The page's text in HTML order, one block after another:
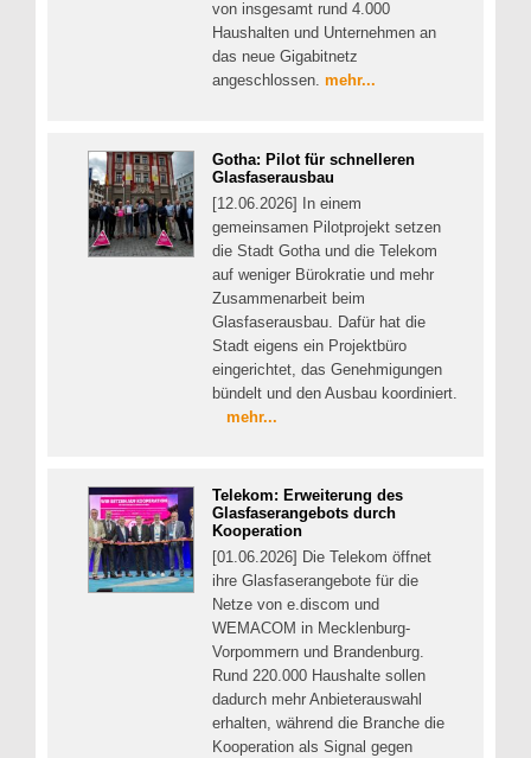
von insgesamt rund 4.000
Haushalten und Unternehmen an
das neue Gigabitnetz
angeschlossen. mehr...
Gotha: Pilot für schnelleren
Glasfaserausbau
[12.06.2026] In einem
gemeinsamen Pilotprojekt setzen
die Stadt Gotha und die Telekom
auf weniger Bürokratie und mehr
Zusammenarbeit beim
Glasfaserausbau. Dafür hat die
Stadt eigens ein Projektbüro
eingerichtet, das Genehmigungen
bündelt und den Ausbau koordiniert.
mehr...
Telekom: Erweiterung des
Glasfaserangebots durch
Kooperation
[01.06.2026] Die Telekom öffnet
ihre Glasfaserangebote für die
Netze von e.discom und
WEMACOM in Mecklenburg-
Vorpommern und Brandenburg.
Rund 220.000 Haushalte sollen
dadurch mehr Anbieterauswahl
erhalten, während die Branche die
Kooperation als Signal gegen